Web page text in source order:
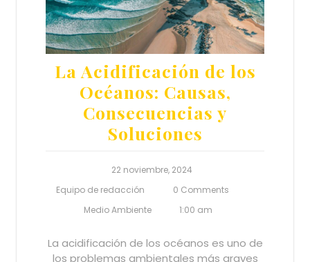
La Acidificación de los
Océanos: Causas,
Consecuencias y
Soluciones
22 noviembre, 2024
Equipo de redacción
0 Comments
Medio Ambiente
1:00 am
La acidificación de los océanos es uno de
los problemas ambientales más graves